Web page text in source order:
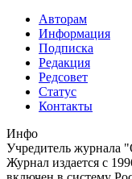
Авторам
Информация
Подписка
Редакция
Редсовет
Статус
Контакты
Инфо
Учредитель журнала
Журнал издается с